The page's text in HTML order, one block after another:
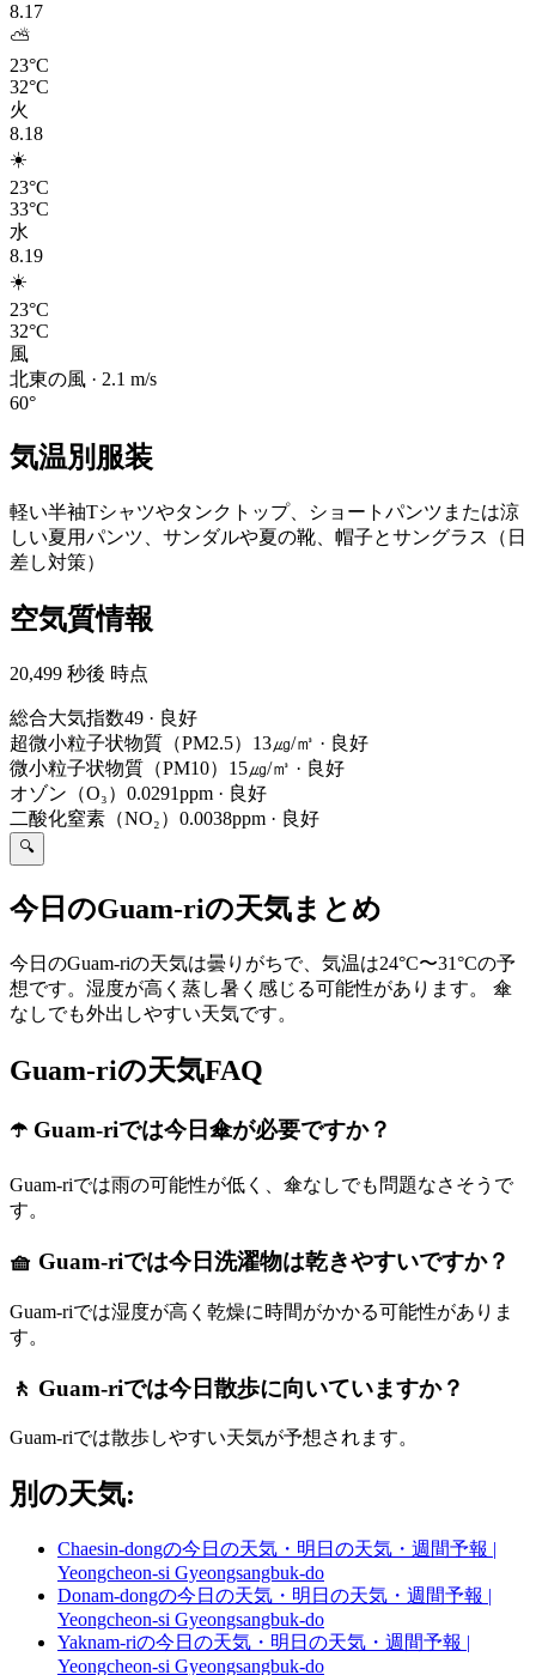
8.17
⛅
23°C
32°C
火
8.18
☀️
23°C
33°C
水
8.19
☀️
23°C
32°C
風
北東の風 · 2.1 m/s
60°
気温別服装
軽い半袖Tシャツやタンクトップ、ショートパンツまたは涼
しい夏用パンツ、サンダルや夏の靴、帽子とサングラス（日
差し対策）
空気質情報
20,499 秒後 時点
総合大気指数49 · 良好
超微小粒子状物質（PM2.5） 13㎍/㎥ · 良好
微小粒子状物質（PM10） 15㎍/㎥ · 良好
オゾン（O₃） 0.0291ppm · 良好
二酸化窒素（NO₂） 0.0038ppm · 良好
🔍
今日のGuam-riの天気まとめ
今日のGuam-riの天気は曇りがちで、気温は24°C〜31°Cの予
想です。湿度が高く蒸し暑く感じる可能性があります。 傘
なしでも外出しやすい天気です。
Guam-riの天気FAQ
☂️ Guam-riでは今日傘が必要ですか？
Guam-riでは雨の可能性が低く、傘なしでも問題なさそうで
す。
🧺 Guam-riでは今日洗濯物は乾きやすいですか？
Guam-riでは湿度が高く乾燥に時間がかかる可能性がありま
す。
🚶 Guam-riでは今日散歩に向いていますか？
Guam-riでは散歩しやすい天気が予想されます。
別の天気:
Chaesin-dongの今日の天気・明日の天気・週間予報 |
Yeongcheon-si Gyeongsangbuk-do
Donam-dongの今日の天気・明日の天気・週間予報 |
Yeongcheon-si Gyeongsangbuk-do
Yaknam-riの今日の天気・明日の天気・週間予報 |
Yeongcheon-si Gyeongsangbuk-do